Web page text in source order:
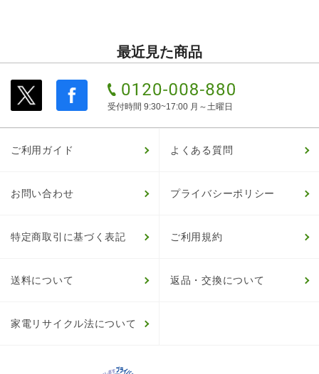
最近見た商品
受付時間 9:30~17:00 月～土曜日
ご利用ガイド よくある質問
お問い合わせ プライバシーポリシー
特定商取引に基づく表記 ご利用規約
送料について 返品・交換について
家電リサイクル法について